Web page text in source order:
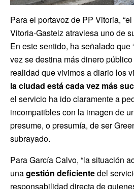
Para el portavoz de PP Vitoria,
Vitoria-Gasteiz atraviesa uno de
En este sentido, ha señalado que
vez se destina más dinero
realidad que vivimos a diario los
la ciudad está cada vez más
el servicio ha ido claramente a
incompatibles con la imagen de
presume, o presumía, de ser
subrayado.
Para García Calvo, “la situación
unagestión deficientedel
responsabilidad directa de